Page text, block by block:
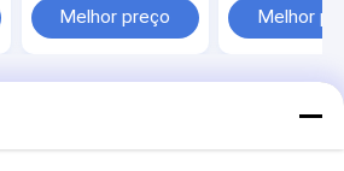
semicondutores
Melhor preço
imbatível 2' 3'
Wafer-Grade
Melhor